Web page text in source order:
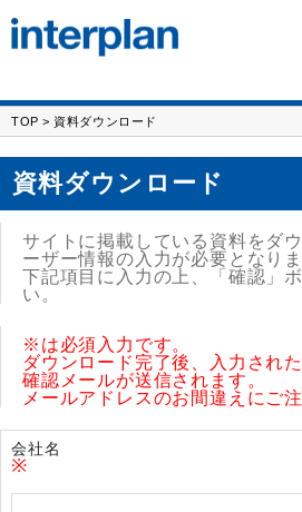
インタープランについて
無線製品・受託開発
サポート
採用情報
TOP > 資料ダウンロード
資料ダウンロード
サイトに掲載している資料をダ
ーザー情報の入力が必要となりま
下記項目に入力の上、「確認」
い。
※ は必須入力です。
ダウンロード完了後、入力され
確認メールが送信されます。
メールアドレスのお間違えにご
会社名
※